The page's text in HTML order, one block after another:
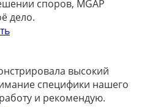
споров, MGAP
дело.
высокий
специфики нашего
и рекомендую.